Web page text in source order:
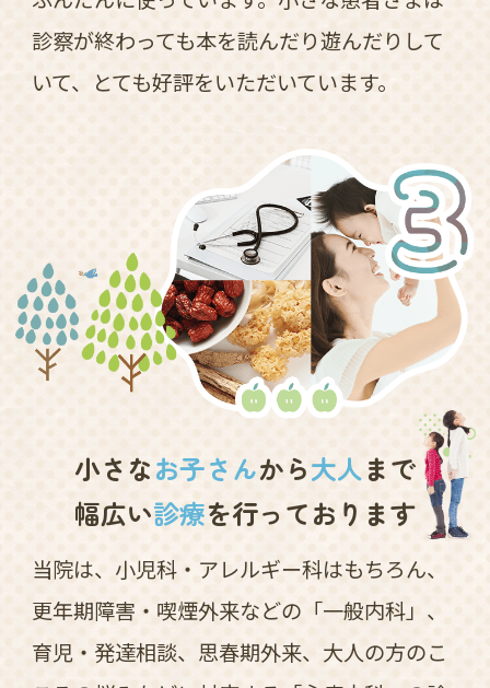
診察が終わっても本を読んだり遊んだりして
いて、とても好評をいただいています。
小さなお子さんから大人まで
幅広い診療を行っております
当院は、小児科・アレルギー科はもちろん、
更年期障害・喫煙外来などの「一般内科」、
育児・発達相談、思春期外来、大人の方のこ